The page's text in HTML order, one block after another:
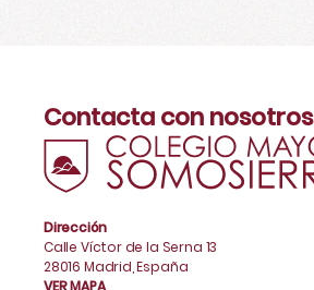
Contacta con nosotros
Dirección
Calle Víctor de la Serna 13
28016 Madrid, España
VER MAPA